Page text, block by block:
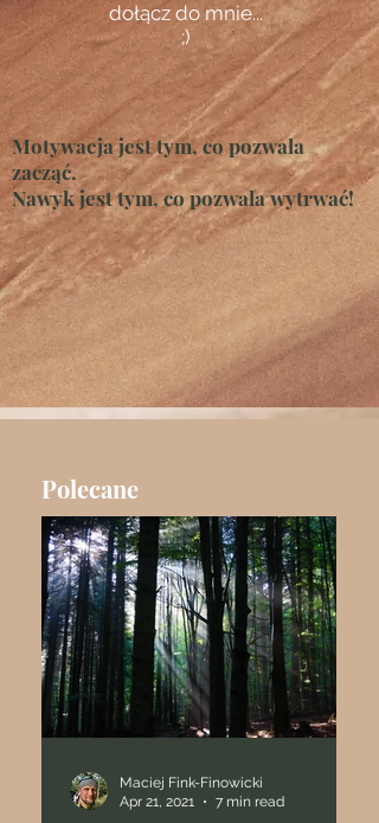
dołącz do mnie...
;)
Motywacja jest tym, co pozwala
zacząć.
Nawyk jest tym, co pozwala wytrwać!
Polecane
Maciej Fink-Finowicki
Apr 21, 2021
7 min read